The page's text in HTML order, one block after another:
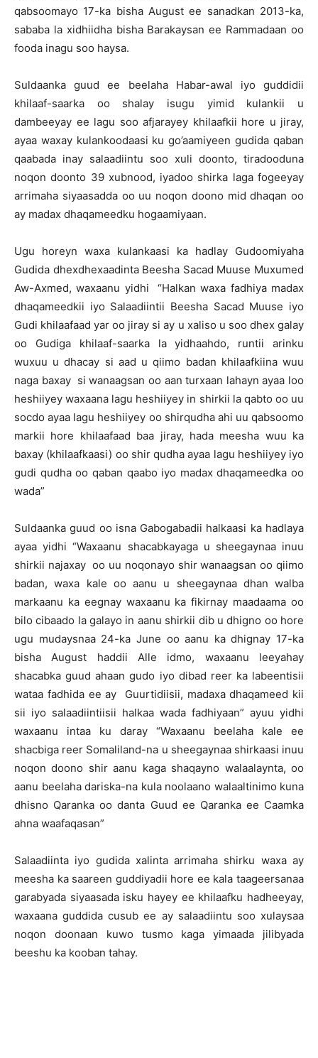
qabsoomayo 17-ka bisha August ee sanadkan 2013-ka,
sababa la xidhiidha bisha Barakaysan ee Rammadaan oo
fooda inagu soo haysa.
Suldaanka guud ee beelaha Habar-awal iyo guddidii
khilaaf-saarka oo shalay isugu yimid kulankii u
dambeeyay ee lagu soo afjarayey khilaafkii hore u jiray,
ayaa waxay kulankoodaasi ku go’aamiyeen gudida qaban
qaabada inay salaadiintu soo xuli doonto, tiradooduna
noqon doonto 39 xubnood, iyadoo shirka laga fogeeyay
arrimaha siyaasadda oo uu noqon doono mid dhaqan oo
ay madax dhaqameedku hogaamiyaan.
Ugu horeyn waxa kulankaasi ka hadlay Gudoomiyaha
Gudida dhexdhexaadinta Beesha Sacad Muuse Muxumed
Aw-Axmed, waxaanu yidhi “Halkan waxa fadhiya madax
dhaqameedkii iyo Salaadiintii Beesha Sacad Muuse iyo
Gudi khilaafaad yar oo jiray si ay u xaliso u soo dhex galay
oo Gudiga khilaaf-saarka la yidhaahdo, runtii arinku
wuxuu u dhacay si aad u qiimo badan khilaafkiina wuu
naga baxay si wanaagsan oo aan turxaan lahayn ayaa loo
heshiiyey waxaana lagu heshiiyey in shirkii la qabto oo uu
socdo ayaa lagu heshiiyey oo shirqudha ahi uu qabsoomo
markii hore khilaafaad baa jiray, hada meesha wuu ka
baxay (khilaafkaasi) oo shir qudha ayaa lagu heshiiyey iyo
gudi qudha oo qaban qaabo iyo madax dhaqameedka oo
wada”
Suldaanka guud oo isna Gabogabadii halkaasi ka hadlaya
ayaa yidhi “Waxaanu shacabkayaga u sheegaynaa inuu
shirkii najaxay oo uu noqonayo shir wanaagsan oo qiimo
badan, waxa kale oo aanu u sheegaynaa dhan walba
markaanu ka eegnay waxaanu ka fikirnay maadaama oo
bilo cibaado la galayo in aanu shirkii dib u dhigno oo hore
ugu mudaysnaa 24-ka June oo aanu ka dhignay 17-ka
bisha August haddii Alle idmo, waxaanu leeyahay
shacabka guud ahaan gudo iyo dibad reer ka labeentisii
wataa fadhida ee ay Guurtidiisii, madaxa dhaqameed kii
sii iyo salaadiintiisii halkaa wada fadhiyaan” ayuu yidhi
waxaanu intaa ku daray “Waxaanu beelaha kale ee
shacbiga reer Somaliland-na u sheegaynaa shirkaasi inuu
noqon doono shir aanu kaga shaqayno walaalaynta, oo
aanu beelaha dariska-na kula noolaano walaaltinimo kuna
dhisno Qaranka oo danta Guud ee Qaranka ee Caamka
ahna waafaqasan”
Salaadiinta iyo gudida xalinta arrimaha shirku waxa ay
meesha ka saareen guddiyadii hore ee kala taageersanaa
garabyada siyaasada isku hayey ee khilaafku hadheeyay,
waxaana guddida cusub ee ay salaadiintu soo xulaysaa
noqon doonaan kuwo tusmo kaga yimaada jilibyada
beeshu ka kooban tahay.